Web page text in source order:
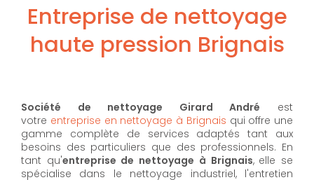
Entreprise de nettoyage
haute pression Brignais
Société de nettoyage Girard André est
votre entreprise en nettoyage à Brignais qui offre une
gamme complète de services adaptés tant aux
besoins des particuliers que des professionnels. En
tant qu'entreprise de nettoyage à Brignais, elle se
spécialise dans le nettoyage industriel, l'entretien